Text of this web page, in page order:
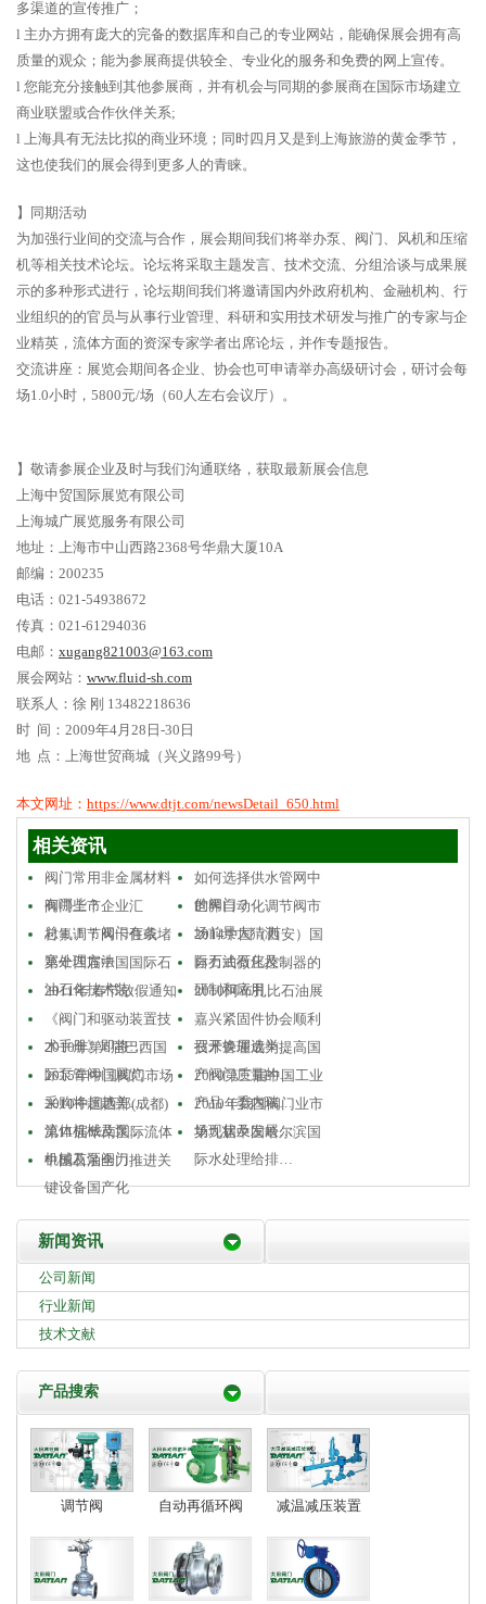
多渠道的宣传推广；
l 主办方拥有庞大的完备的数据库和自己的专业网站，能确保展会拥有高
质量的观众；能为参展商提供较全、专业化的服务和免费的网上宣传。
l 您能充分接触到其他参展商，并有机会与同期的参展商在国际市场建立
商业联盟或合作伙伴关系;
l 上海具有无法比拟的商业环境；同时四月又是到上海旅游的黄金季节，
这也使我们的展会得到更多人的青睐。
】同期活动
为加强行业间的交流与合作，展会期间我们将举办泵、阀门、风机和压缩
机等相关技术论坛。论坛将采取主题发言、技术交流、分组洽谈与成果展
示的多种形式进行，论坛期间我们将邀请国内外政府机构、金融机构、行
业组织的的官员与从事行业管理、科研和实用技术研发与推广的专家与企
业精英，流体方面的资深专家学者出席论坛，并作专题报告。
交流讲座：展览会期间各企业、协会也可申请举办高级研讨会，研讨会每
场1.0小时，5800元/场（60人左右会议厅）。
】敬请参展企业及时与我们沟通联络，获取最新展会信息
上海中贸国际展览有限公司
上海城广展览服务有限公司
地址：上海市中山西路2368号华鼎大厦10A
邮编：200235
电话：021-54938672
传真：021-61294036
电邮： xugang821003@163.com
展会网站： www.fluid-sh.com
联系人：徐 刚 13482218636
时 间：2009年4月28日-30日
地 点：上海世贸商城（兴义路99号）
本文网址： https://www.dtjt.com/newsDetail_650.html
相关资讯
阀门常用非金属材料
有哪些？
如何选择供水管网中
的阀门？
阀门上市企业汇
总！！！阀门有条…
世界自动化调节阀市
场前景大猜测
衬氟调节阀卡住或堵
塞处理方法
2014中国（西安）国
际石油石化及…
第十四届中国国际石
油石化技术装…
自力式微压控制器的
研制和应用
2011年 春节放假通知
2010阿布扎比石油展
《阀门和驱动装置技
术手册》即将…
嘉兴紧固件协会顺利
召开换届选举…
2010年第6届巴西国
际泵管阀门展览…
技术管理成为提高国
产阀门质量的…
2015年中国阀门市场
采购将超越美…
2010第三届中国工业
产品（委内瑞…
2010中国西部(成都)
流体机械及泵…
2010年我国阀门业市
场现状及发展…
第11届华南国际流体
机械及泵阀门…
第九届中国哈尔滨国
际水处理给排…
中国石油全力推进关
键设备国产化
新闻资讯
公司新闻
行业新闻
技术文献
产品搜索
调节阀 自动再循环阀 减温减压装置